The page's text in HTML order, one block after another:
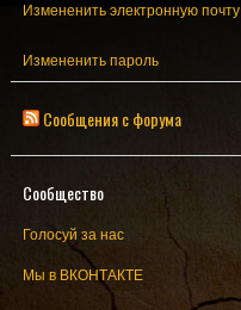
Измененить электронную почту
Измененить пароль
Сообщения с форума
Сообщество
Голосуй за нас
Мы в ВКОНТАКТЕ